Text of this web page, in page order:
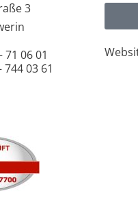
3
71 06 01
744 03 61